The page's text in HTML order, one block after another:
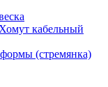
Хомут кабельный
(стремянка)